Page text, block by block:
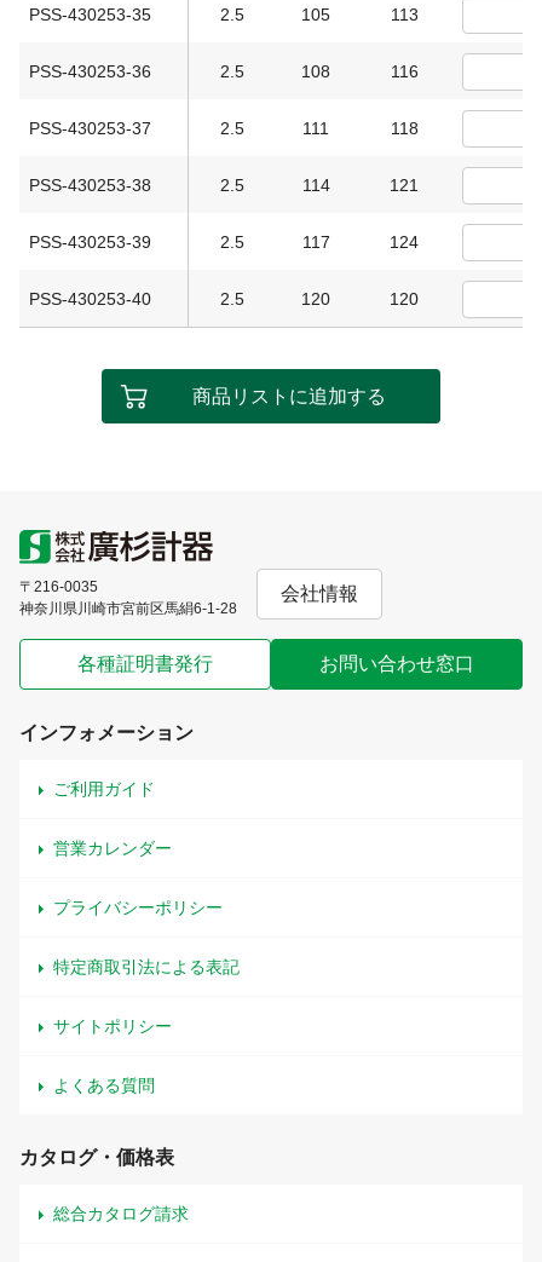
PSS-430253-35 2.5 105 113
PSS-430253-36 2.5 108 116
PSS-430253-37 2.5 111 118
PSS-430253-38 2.5 114 121
PSS-430253-39 2.5 117 124
PSS-430253-40 2.5 120 120
商品リストに追加する
〒216-0035
神奈川県川崎市宮前区馬絹6-1-28
会社情報
各種証明書発行 お問い合わせ窓口
インフォメーション
ご利用ガイド
営業カレンダー
プライバシーポリシー
特定商取引法による表記
サイトポリシー
よくある質問
カタログ・価格表
総合カタログ請求